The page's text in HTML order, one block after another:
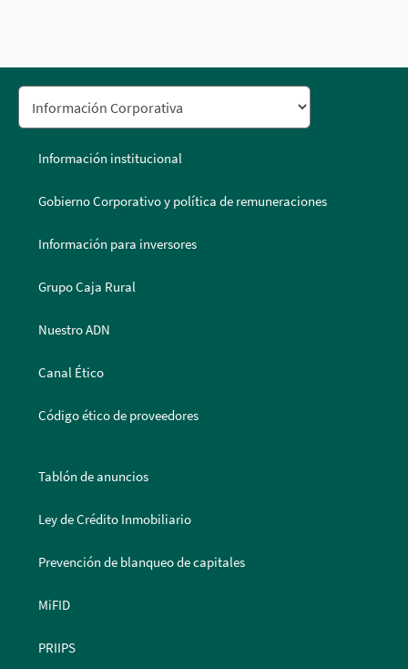
Información institucional
Gobierno Corporativo y política de remuneraciones
Información para inversores
Grupo Caja Rural
Nuestro ADN
Canal Ético
Código ético de proveedores
Tablón de anuncios
Ley de Crédito Inmobiliario
Prevención de blanqueo de capitales
MiFID
PRIIPS